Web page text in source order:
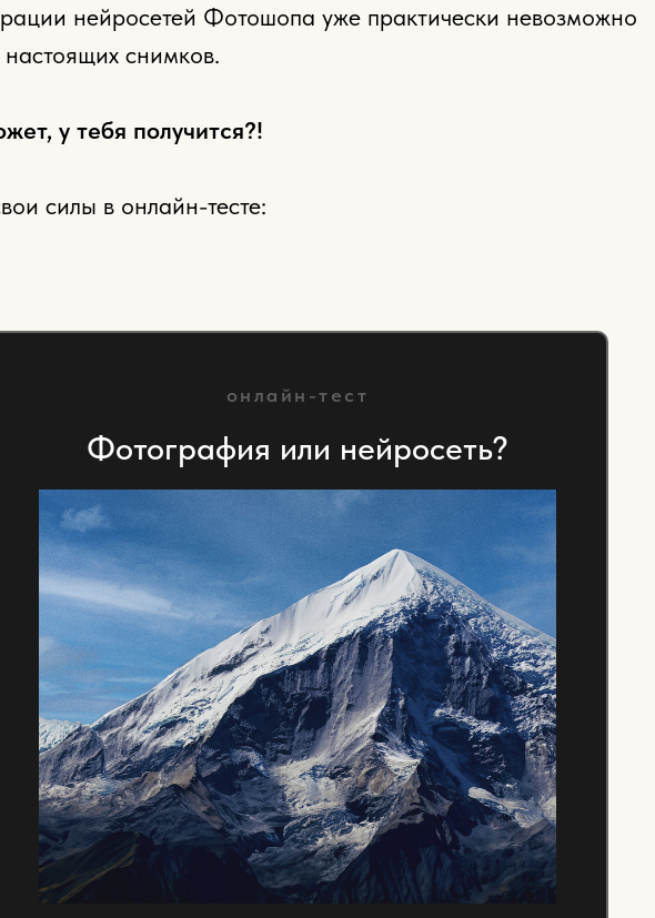
нейросетей Фотошопа уже практически невозможно
настоящих снимков.
у тебя получится?!
силы в онлайн-тесте:
онлайн-тест
Фотография или нейросеть?